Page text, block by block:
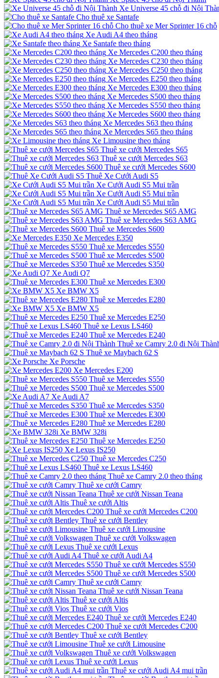
Xe Universe 45 chỗ đi Nội
Cho thuê xe Santafe
Cho thuê xe Mer Sprinter 16 chỗ
Xe Audi A4 theo tháng
Xe Santafe theo tháng
Xe Mercedes C200 theo tháng
Xe Mercedes C230 theo tháng
Xe Mercedes C250 theo tháng
Xe Mercedes E250 theo tháng
Xe Mercedes E300 theo tháng
Xe Mercedes S500 theo tháng
Xe Mercedes S550 theo tháng
Xe Mercedes S600 theo tháng
Xe Mercedes S63 theo tháng
Xe Mercedes S65 theo tháng
Xe Limousine theo tháng
Thuê xe cưới Mercedes S65
Thuê xe cưới Mercedes S63
Thuê xe cưới Mercedes S600
Thuê Xe Cưới Audi S5
Xe Cưới Audi S5 Mui trần
Xe Cưới Audi S5 Mui trần
Xe Cưới Audi S5 Mui trần
Thuê xe Mercedes S65 AMG
Thuê xe Mercedes S63 AMG
Thuê xe Mercedes S600
Xe Mercedes E350
Thuê xe Mercedes S550
Thuê xe Mercedes S500
Thuê xe Mercedes S350
Xe Audi Q7
Thuê xe Mercedes E300
Xe BMW X5
Thuê xe Mercedes E280
Xe BMW X5
Thuê xe Mercedes E250
Thuê xe Lexus LS460
Thuê xe Mercedes E240
Thuê xe Camry 2.0 đi Nội
Thuê xe Maybach 62 S
Xe Porsche
Xe Mercedes E200
Thuê xe Mercedes S550
Thuê xe Mercedes S500
Xe Audi A7
Thuê xe Mercedes S350
Thuê xe Mercedes E300
Thuê xe Mercedes E280
Xe BMW 328i
Thuê xe Mercedes E250
Xe Lexus IS250
Thuê xe Mercedes C250
Thuê xe Lexus LS460
Thuê xe Camry 2.0 theo tháng
Thuê xe cưới Camry
Thuê xe cưới Nissan Teana
Thuê xe cưới Altis
Thuê xe cưới Mercedes C200
Thuê xe cưới Bentley
Thuê xe cưới Limousine
Thuê xe cưới Volkswagen
Thuê xe cưới Lexus
Thuê xe cưới Audi A4
Thuê xe cưới Mercedes S550
Thuê xe cưới Mercedes S500
Thuê xe cưới Camry
Thuê xe cưới Nissan Teana
Thuê xe cưới Altis
Thuê xe cưới Vios
Thuê xe cưới Mercedes E240
Thuê xe cưới Mercedes C200
Thuê xe cưới Bentley
Thuê xe cưới Limousine
Thuê xe cưới Volkswagen
Thuê xe cưới Lexus
Thuê xe cưới Audi A4 mui trần